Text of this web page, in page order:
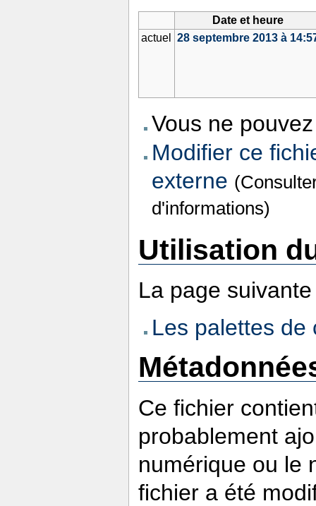
Date et heure
actuel
28 septembre 2013 à
Vous ne
Modifier ce
externe
d'informations)
Utilisation
La page
Les palettes de
Ce fichier
probablement
numérique ou le
fichier a été